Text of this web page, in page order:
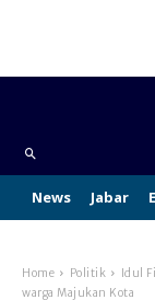
News Jabar
Home Politik
Idul
warga Majukan Kota